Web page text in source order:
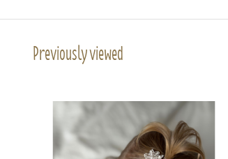
Previously viewed